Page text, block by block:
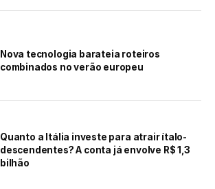
Nova tecnologia barateia roteiros
combinados no verão europeu
Quanto a Itália investe para atrair ítalo-
descendentes? A conta já envolve R$ 1,3
bilhão